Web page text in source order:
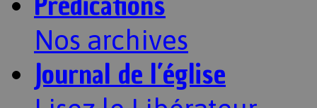
Nos archives
Journal de l’église